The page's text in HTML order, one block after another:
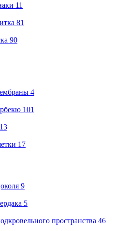
11
81
90
4
101
13
17
9
5
пространства 46